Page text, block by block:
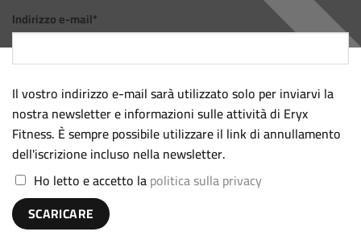
Indirizzo e-mail*
Il vostro indirizzo e-mail sarà utilizzato solo per inviarvi la
nostra newsletter e informazioni sulle attività di Eryx
Fitness. È sempre possibile utilizzare il link di annullamento
dell'iscrizione incluso nella newsletter.
Ho letto e accetto lapolitica sulla privacy